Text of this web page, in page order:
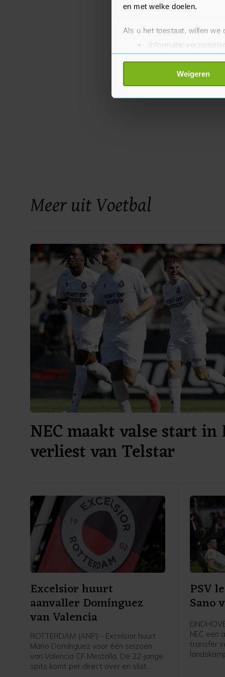
en met welke doelen.
Als u het toestaat, willen we
Informatie
Uw apparaat
Lees meer over hoe uw
toestemming op elk moment
Weigeren
Meer uit Voetbal
NEC maakt valse start in
verliest van Telstar
Excelsior huurt
aanvaller Domínguez
van Valencia
ROTTERDAM (ANP) - Excelsior huurt
Mario Domínguez voor één seizoen
van Valencia CF Mestalla. De 22-jarige
spits komt per direct over en sluit
PSV
Sano
NEC een
transfer